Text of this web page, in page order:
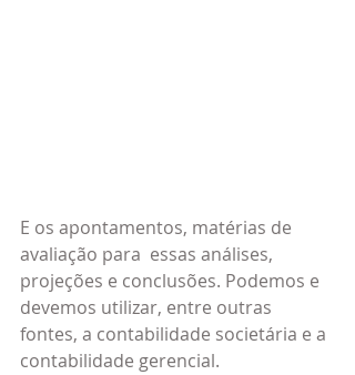
E os apontamentos, matérias de
avaliação para  essas análises,
projeções e conclusões. Podemos e
devemos utilizar, entre outras
fontes, a contabilidade societária e a
contabilidade gerencial.